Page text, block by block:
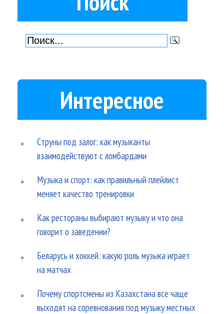
Интересное
Струны под залог: как музыканты
взаимодействуют с ломбардами
Музыка и спорт: как правильный плейлист
меняет качество тренировки
Как рестораны выбирают музыку и что она
говорит о заведении?
Беларусь и хоккей: какую роль музыка играет
на матчах
Почему спортсмены из Казахстана все чаще
выходят на соревнования под музыку местных